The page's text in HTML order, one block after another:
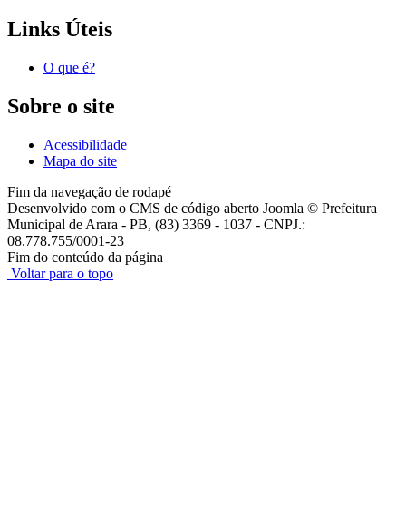
Links Úteis
O que é?
Sobre o site
Acessibilidade
Mapa do site
Fim da navegação de rodapé
Desenvolvido com o CMS de código aberto Joomla © Prefeitura
Municipal de Arara - PB, (83) 3369 - 1037 - CNPJ.:
08.778.755/0001-23
Fim do conteúdo da página
Voltar para o topo